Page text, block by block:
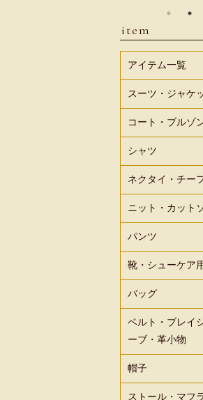
item
アイテム一覧
スーツ・ジャケ
コート・ブルゾ
シャツ
ネクタイ・チー
ニット・カット
パンツ
靴・シューケア
バッグ
ベルト・ブレイ
ーブ・革小物
帽子
ストール・マフ